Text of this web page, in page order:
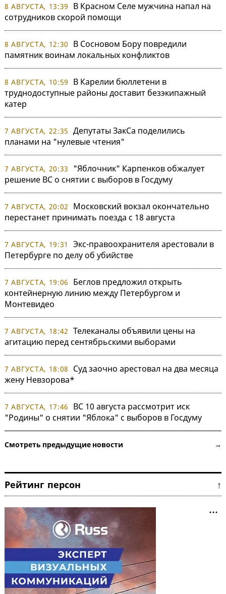
8 АВГУСТА, 13:39
В Красном Селе мужчина напал на
сотрудников скорой помощи
8 АВГУСТА, 12:30
В Сосновом Бору повредили
памятник воинам локальных конфликтов
8 АВГУСТА, 10:59
В Карелии бюллетени в
труднодоступные районы доставит безэкипажный
катер
7 АВГУСТА, 22:35 Депутаты ЗакСа поделились
планами на "нулевые чтения"
7 АВГУСТА, 20:33
"Яблочник" Карпенков обжалует
решение ВС о снятии с выборов в Госдуму
7 АВГУСТА, 20:02
Московский вокзал окончательно
перестанет принимать поезда с 18 августа
7 АВГУСТА, 19:31
Экс-правоохранителя арестовали в
Петербурге по делу об убийстве
7 АВГУСТА, 19:06
Беглов предложил открыть
контейнерную линию между Петербургом и
Монтевидео
7 АВГУСТА, 18:42 Телеканалы объявили цены на
агитацию перед сентябрьскими выборами
7 АВГУСТА, 18:08
Суд заочно арестовал на два месяца
жену Невзорова*
7 АВГУСТА, 17:46
ВС 10 августа рассмотрит иск
"Родины" о снятии "Яблока" с выборов в Госдуму
Смотреть предыдущие новости →
Рейтинг персон ↑